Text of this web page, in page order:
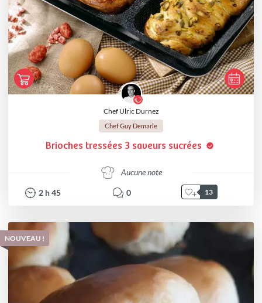
Chef Ulric Durnez
Chef Guy Demarle
Brioches tressées 3 saveurs sucrées
Aucune note
2 h45 0 13
NOUVEAU !